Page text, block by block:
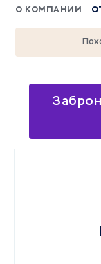
О КОМПАНИИ